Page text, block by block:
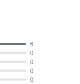
0
0
0
0
6